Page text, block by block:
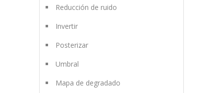
Reducción de ruido
Invertir
Posterizar
Umbral
Mapa de degradado